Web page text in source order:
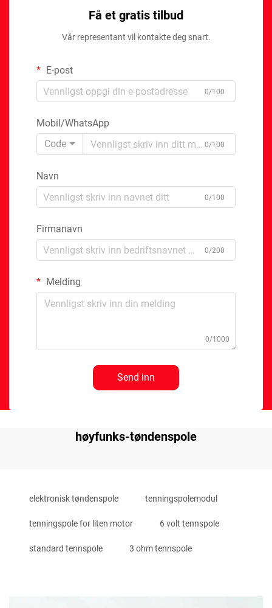
Få et gratis tilbud
Vår representant vil kontakte deg snart.
E-post
0/100
Mobil/WhatsApp
Code
0/100
Navn
0/100
Firmanavn
0/200
Melding
0/1000
Send inn
høyfunks-tøndenspole
elektronisk tøndenspole tenningspolemodul
tenningspole for liten motor 6 volt tennspole
standard tennspole 3 ohm tennspole